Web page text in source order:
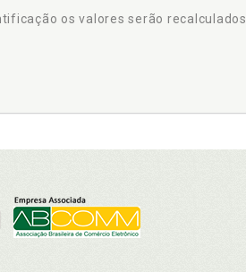
os valores serão recalculados.